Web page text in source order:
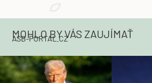
MOHLO BY VÁS ZAUJÍMAŤ
ASB-PORTAL.CZ